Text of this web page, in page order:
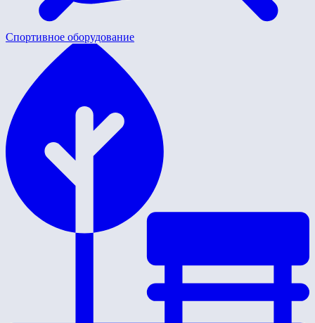
Спортивное оборудование